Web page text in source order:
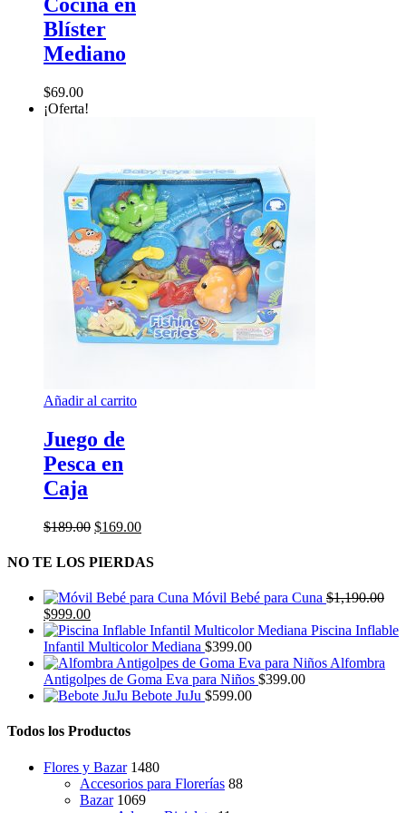
Blíster
Mediano
$69.00
¡Oferta!
Añadir al carrito
Juego de
Pesca en
Caja
$189.00 El
original
$189.00.
$169.00El
actual
$169.00.
NO TE LOS PIERDAS
Móvil Bebé para Cuna $1,190.00
El
precio
original
era:
$1,190.00.
$999.00El
precio
actual
es:
$999.00.
Piscina Inflable
Infantil Multicolor Mediana $399.00
Alfombra
Antigolpes de Goma Eva para Niños $399.00
Bebote JuJu $599.00
Todos los Productos
Flores y Bazar 1480
Accesorios para Florerías 88
Bazar 1069